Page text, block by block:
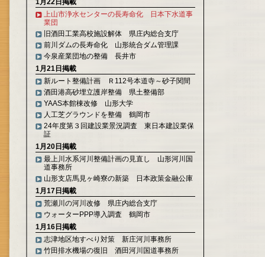
1月22日掲載
上山市浄水センターの長寿命化 日本下水道事
業団
旧酒田工業高校施設解体 県庄内総合支庁
前川ダムの長寿命化 山形統合ダム管理課
今泉産業団地の整備 長井市
1月21日掲載
新ルート整備計画 Ｒ112号本道寺～砂子関間
酒田港高砂埋立護岸整備 県土整備部
YAAS本館棟改修 山形大学
人工芝グラウンドを整備 鶴岡市
24年度第３回建設業景況調査 東日本建設業保
証
1月20日掲載
最上川水系河川整備計画の見直し 山形河川国
道事務所
山形支店馬見ヶ崎寮の新築 日本政策金融公庫
1月17日掲載
荒瀬川の河川改修 県庄内総合支庁
ウォーターPPP導入調査 鶴岡市
1月16日掲載
志津地区地すべり対策 新庄河川事務所
竹田排水機場の復旧 酒田河川国道事務所